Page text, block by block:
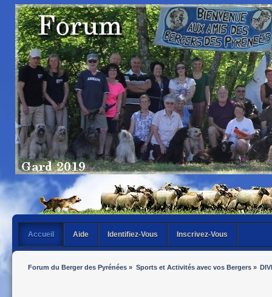
Accueil Aide Identifiez-Vous Inscrivez-Vous
Forum du Berger des Pyrénées » Sports et Activités avec vos Bergers»